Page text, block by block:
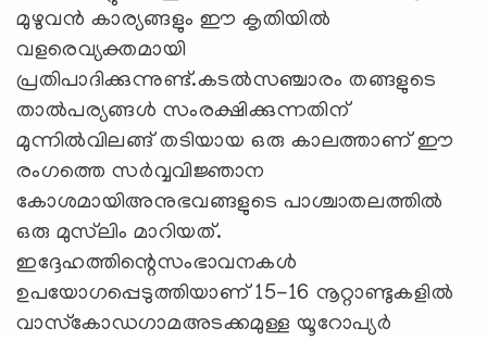
മുഴുവന്‍ കാര്യങ്ങളും ഈ കൃതിയില്‍
വളരെവ്യക്തമായി
പ്രതിപാദിക്കുന്നുണ്ട്‌.കടല്‍സഞ്ചാരം തങ്ങളുടെ
താല്‍പര്യങ്ങള്‍ സംരക്ഷിക്കുന്നതിന്‌
മുന്നില്‍വിലങ്ങ്‌ തടിയായ ഒരു കാലത്താണ്‌ ഈ
രംഗത്തെ സര്‍വ്വവിജ്ഞാന
കോശമായിഅനുഭവങ്ങളുടെ പാശ്ചാതലത്തില്‍
ഒരു മുസ്‌ലിം മാറിയത്‌.
ഇദ്ദേഹത്തിന്റെസംഭാവനകള്‍
ഉപയോഗപ്പെടുത്തിയാണ്‌ 15-16 നൂറ്റാണ്ടുകളില്‍
വാസ്‌കോഡഗാമഅടക്കമുള്ള യൂറോപ്യര്‍